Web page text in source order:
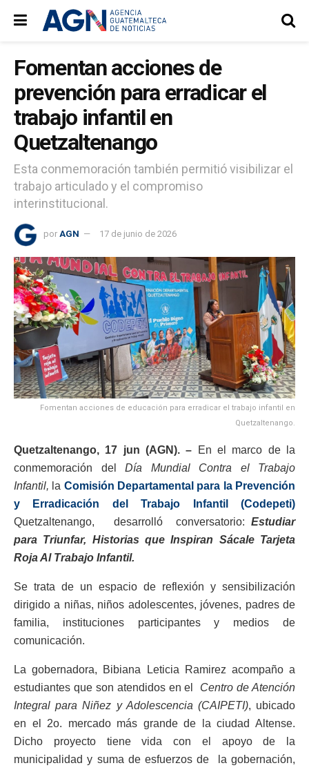
Fomentan acciones de
prevención para erradicar el
trabajo infantil en
Quetzaltenango
Esta conmemoración también permitió visibilizar el
trabajo articulado y el compromiso
interinstitucional.
por AGN 17 de junio de 2026
Fomentan acciones de educación para erradicar el trabajo infantil en
Quetzaltenango.
Quetzaltenango, 17 jun (AGN). – En el marco de la
conmemoración del Día Mundial Contra el Trabajo
Infantil, la Comisión Departamental para la Prevención
y Erradicación del Trabajo Infantil (Codepeti)
Quetzaltenango, desarrolló conversatorio: Estudiar
para Triunfar, Historias que Inspiran Sácale Tarjeta
Roja Al Trabajo Infantil.
Se trata de un espacio de reflexión y sensibilización
dirigido a niñas, niños adolescentes, jóvenes, padres de
familia, instituciones participantes y medios de
comunicación.
La gobernadora, Bibiana Leticia Ramirez acompaño a
estudiantes que son atendidos en el Centro de Atención
Integral para Niñez y Adolescencia (CAIPETI), ubicado
en el 2o. mercado más grande de la ciudad Altense.
Dicho proyecto tiene vida con el apoyo de la
municipalidad y suma de esfuerzos de la gobernación,